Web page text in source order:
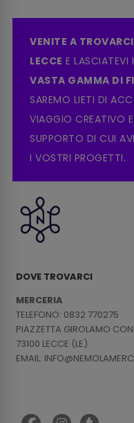
VENITE A
LECCE E LASCIATEVI
VASTA GAMMA DI
SAREMO LIETI DI
VIAGGIO CREATIVO
SUPPORTO DI CUI
I VOSTRI PROGETTI.
DOVE TROVARCI
MERCERIA
TELEFONO: 0832 770275
PIAZZETTA GIROLAMO
73100 LECCE (LE)
EMAIL: